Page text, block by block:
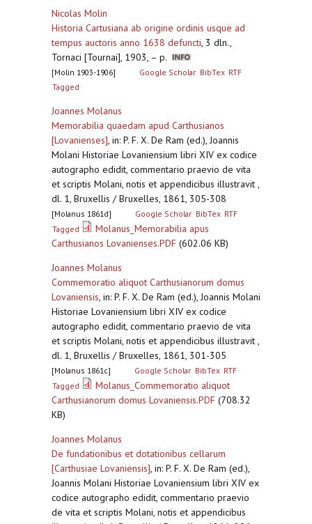
Nicolas Molin
Historia Cartusiana ab origine ordinis usque ad
tempus auctoris anno 1638 defuncti, 3 dln.,
Tornaci [Tournai], 1903, – p.
[Molin 1903-1906] Google Scholar BibTex RTF
Tagged
Joannes Molanus
Memorabilia quaedam apud Carthusianos
[Lovanienses], in: P. F. X. De Ram (ed.), Joannis
Molani Historiae Lovaniensium libri XIV ex codice
autographo edidit, commentario praevio de vita
et scriptis Molani, notis et appendicibus illustravit ,
dl. 1, Bruxellis / Bruxelles, 1861, 305-308
[Molanus 1861d] Google Scholar BibTex RTF
Tagged
Molanus_Memorabilia apus
Carthusianos Lovanienses.PDF (602.06 KB)
Joannes Molanus
Commemoratio aliquot Carthusianorum domus
Lovaniensis, in: P. F. X. De Ram (ed.), Joannis Molani
Historiae Lovaniensium libri XIV ex codice
autographo edidit, commentario praevio de vita
et scriptis Molani, notis et appendicibus illustravit ,
dl. 1, Bruxellis / Bruxelles, 1861, 301-305
[Molanus 1861c] Google Scholar BibTex RTF
Tagged
Molanus_Commemoratio aliquot
Carthusianorum domus Lovaniensis.PDF (708.32
KB)
Joannes Molanus
De fundationibus et dotationibus cellarum
[Carthusiae Lovaniensis], in: P. F. X. De Ram (ed.),
Joannis Molani Historiae Lovaniensium libri XIV ex
codice autographo edidit, commentario praevio
de vita et scriptis Molani, notis et appendicibus